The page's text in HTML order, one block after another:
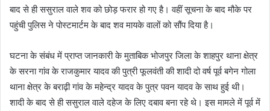
बाद से ही ससुराल वाले शव को छोड़ फरार हो गए है। वहीं सूचना के बाद मौके पर
पहुंची पुलिस ने पोस्टमार्टम के बाद शव मायके वालों को सौंप दिया है।
घटना के संबंध में प्राप्त जानकारी के मुताबिक भोजपुर जिला के शाहपुर थाना क्षेत्र
के सरना गांव के राजकुमार यादव की पुत्री फूलवंती की शादी दो वर्ष पूर्व बगेन गोला
थाना क्षेत्र के बराढ़ी गांव के महेन्द्र यादव के पुत्र पवन यादव के साथ हुई थी।
शादी के बाद से ही ससुराल वाले दहेज के लिए दबाव बना रहे थे। इस मामले में पूर्व में